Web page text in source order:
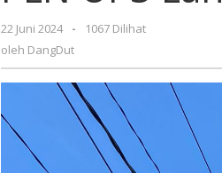
Jaringan
PLN
Lahat
22 Juni 2024
oleh
DangDut
-
1067 Dilihat
oleh DangDut